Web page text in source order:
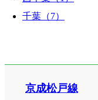
千葉（7）
京成松戸線